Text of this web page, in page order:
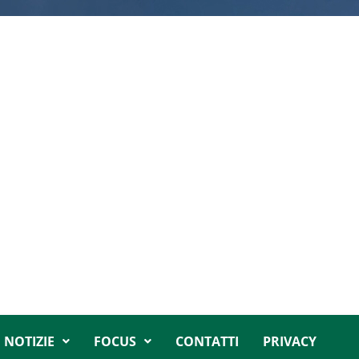
NOTIZIE FOCUS CONTATTI PRIVACY